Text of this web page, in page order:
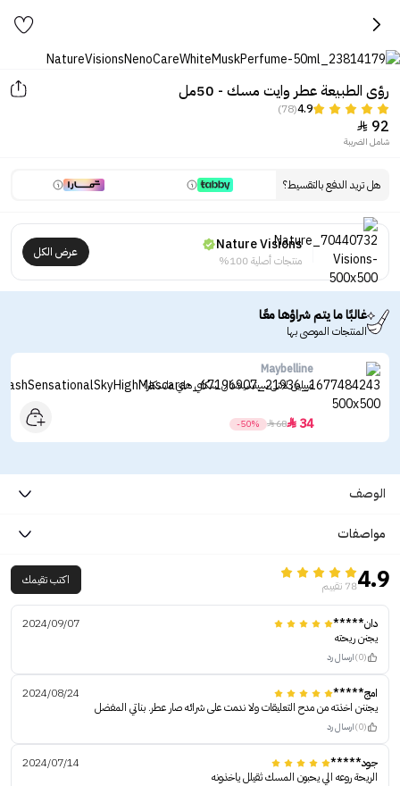
رؤى الطبيعة عطر وايت مسك - 50مل
4.9
(78)
92

شامل الضريبة
هل تريد الدفع بالتقسيط؟
Nature Visions
منتجات أصلية 100%
عرض الكل
غالبًا ما يتم شراؤها معًا
المنتجات الموصى بها
Maybelline
ميبلين لاش سينسيشنال سكاي هاي ماسكارا
34

68

-50%
الوصف
مواصفات
4.978 تقييم اكتب تقيمك
دان*****
2024/09/07
يجنن ريحته
(0) ارسال رد
امج*****
2024/08/24
يجننن اخذته من مدح التعليقات ولا ندمت على شرائه صار عطر. بناتي المفضل
(0) ارسال رد
جود*****
2024/07/14
الريحة روعه الي يحبون المسك ثقيلل ياخذونه